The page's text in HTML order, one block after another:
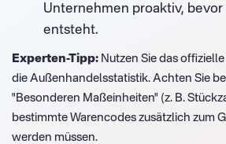
Unternehmen proaktiv,
entsteht.
Experten-Tipp: Nutzen Sie das
die Außenhandelsstatistik. Achten Sie
"Besonderen Maßeinheiten" (z. B.
bestimmte Warencodes zusätzlich zum
werden müssen.